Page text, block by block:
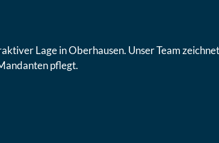
Lage in Oberhausen. Unser Team
pflegt.